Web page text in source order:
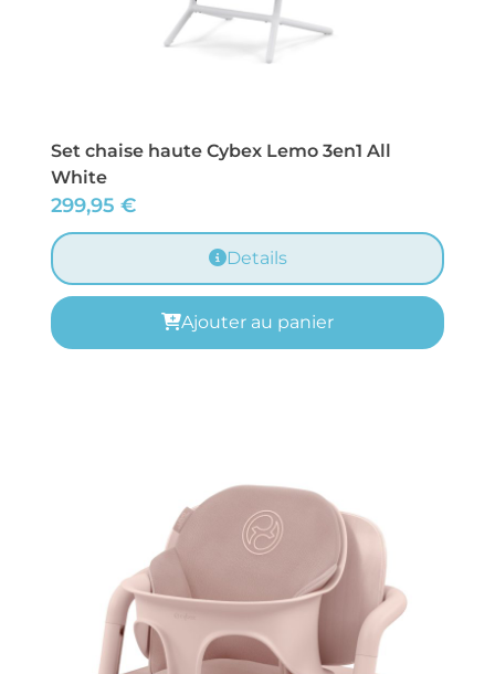
Set chaise haute Cybex Lemo 3en1 All
White
299,95 €
Details
Ajouter au panier